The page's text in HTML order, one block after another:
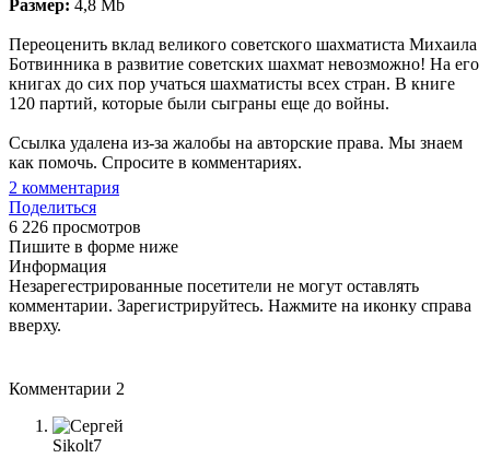
Размер: 4,8 Mb
Переоценить вклад великого советского шахматиста Михаила
Ботвинника в развитие советских шахмат невозможно! На его
книгах до сих пор учаться шахматисты всех стран. В книге
120 партий, которые были сыграны еще до войны.
Ссылка удалена из-за жалобы на авторские права. Мы знаем
как помочь. Спросите в комментариях.
2 комментария
Поделиться
6 226 просмотров
Пишите в форме ниже
Информация
Незарегестрированные посетители не могут оставлять
комментарии. Зарегистрируйтесь. Нажмите на иконку справа
вверху.
Комментарии 2
Sikolt7